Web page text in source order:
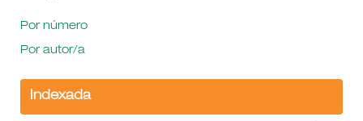
Por número
Por autor/a
Indexada